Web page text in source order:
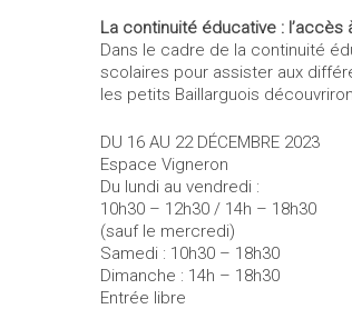
La continuité éducative :
Dans le cadre de la continuité
scolaires pour assister aux
les petits Baillarguois
DU 16 AU 22 DÉCEMBRE 2023
Espace Vigneron
Du lundi au vendredi :
10h30 – 12h30 / 14h – 18h30
(sauf le mercredi)
Samedi : 10h30 – 18h30
Dimanche : 14h – 18h30
Entrée libre